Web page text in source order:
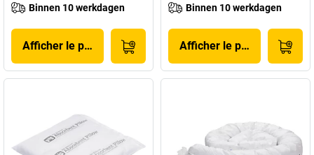
Binnen 10 werkdagen
Afficher le produit
Binnen 10 werkdagen
Afficher le produit